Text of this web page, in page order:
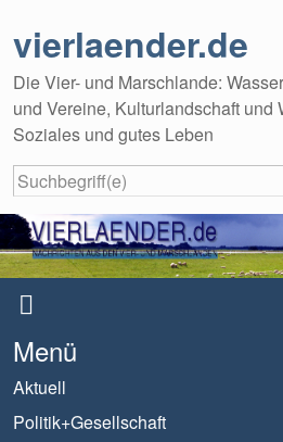
vierlaender.de
Die Vier- und Marschlande:
und Vereine, Kulturlandschaft und
Soziales und gutes Leben
Menü
Aktuell
Politik+Gesellschaft